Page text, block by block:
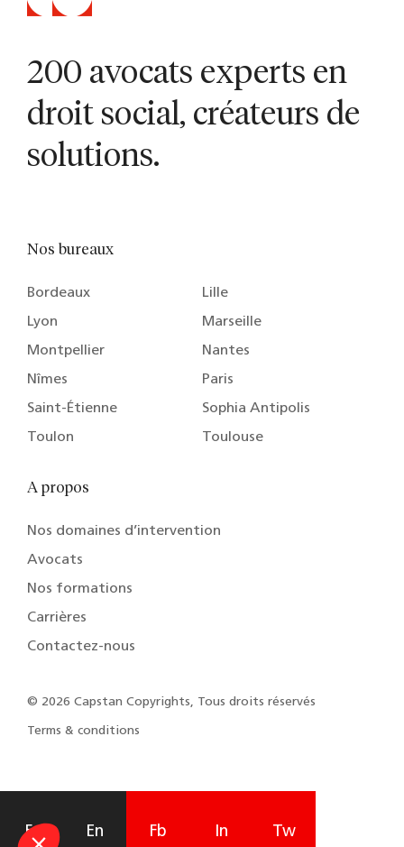
200 avocats experts en
droit social, créateurs de
solutions.
Nos bureaux
Bordeaux
Lille
Lyon
Marseille
Montpellier
Nantes
Nîmes
Paris
Saint-Étienne
Sophia Antipolis
Toulon
Toulouse
A propos
Nos domaines d’intervention
Avocats
Nos formations
Carrières
Contactez-nous
© 2026 Capstan Copyrights, Tous droits réservés
Terms & conditions
Fr En Fb In Tw